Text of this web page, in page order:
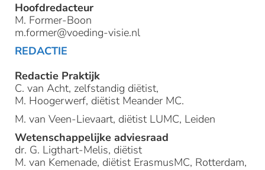
Hoofdredacteur
M. Former-Boon
m.former@voeding-visie.nl
REDACTIE
Redactie Praktijk
C. van Acht, zelfstandig diëtist,
M. Hoogerwerf, diëtist Meander MC.
M. van Veen-Lievaart, diëtist LUMC, Leiden
Wetenschappelijke adviesraad
dr. G. Ligthart-Melis, diëtist
M. van Kemenade, diëtist ErasmusMC, Rotterdam,